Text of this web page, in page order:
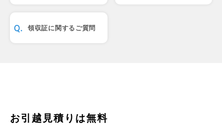
領収証に関するご質問
お引越見積りは無料